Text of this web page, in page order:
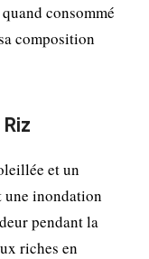
consommé
composition
et un
une inondation
pendant la
riches en